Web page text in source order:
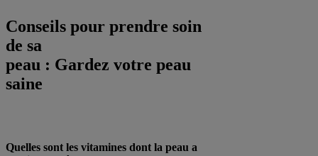
Conseils pour prendre soin
de sa
peau : Gardez votre peau
saine
Quelles sont les vitamines dont la peau a